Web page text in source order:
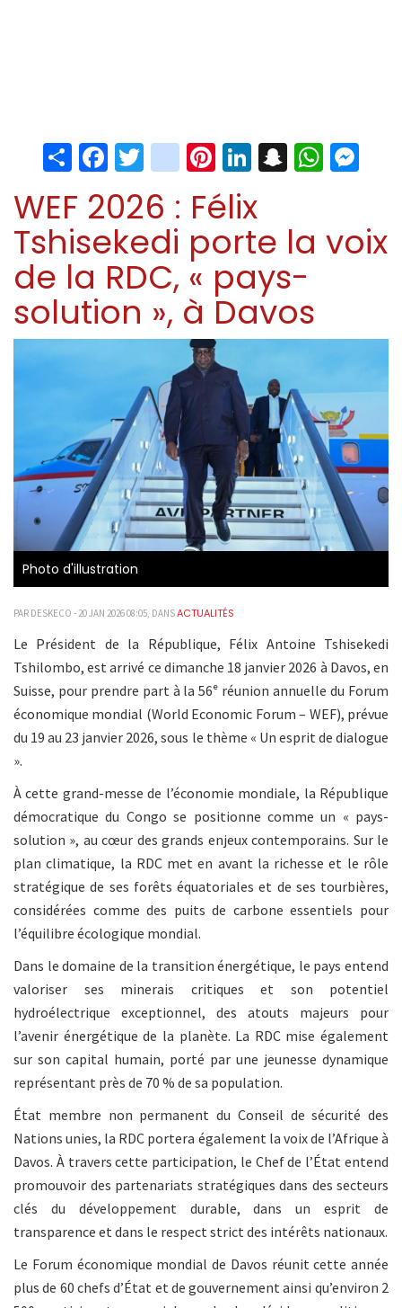
ShareFacebook
Twitter
instagram
Pinterest
LinkedIn
Snapchat
WEF 2026 : Félix
Tshisekedi porte la voix
de la RDC, « pays-
solution », à Davos
Photo d'illustration
PAR DESKECO - 20 JAN 2026 08:05, DANSACTUALITÉS
Le Président de la République, Félix Antoine Tshisekedi
Tshilombo, est arrivé ce dimanche 18 janvier 2026 à Davos, en
Suisse, pour prendre part à la 56ᵉ réunion annuelle du Forum
économique mondial (World Economic Forum – WEF), prévue
du 19 au 23 janvier 2026, sous le thème « Un esprit de dialogue
».
À cette grand-messe de l’économie mondiale, la République
démocratique du Congo se positionne comme un « pays-
solution », au cœur des grands enjeux contemporains. Sur le
plan climatique, la RDC met en avant la richesse et le rôle
stratégique de ses forêts équatoriales et de ses tourbières,
considérées comme des puits de carbone essentiels pour
l’équilibre écologique mondial.
Dans le domaine de la transition énergétique, le pays entend
valoriser ses minerais critiques et son potentiel
hydroélectrique exceptionnel, des atouts majeurs pour
l’avenir énergétique de la planète. La RDC mise également
sur son capital humain, porté par une jeunesse dynamique
représentant près de 70 % de sa population.
État membre non permanent du Conseil de sécurité des
Nations unies, la RDC portera également la voix de l’Afrique à
Davos. À travers cette participation, le Chef de l’État entend
promouvoir des partenariats stratégiques dans des secteurs
clés du développement durable, dans un esprit de
transparence et dans le respect strict des intérêts nationaux.
Le Forum économique mondial de Davos réunit cette année
plus de 60 chefs d’État et de gouvernement ainsi qu’environ 2